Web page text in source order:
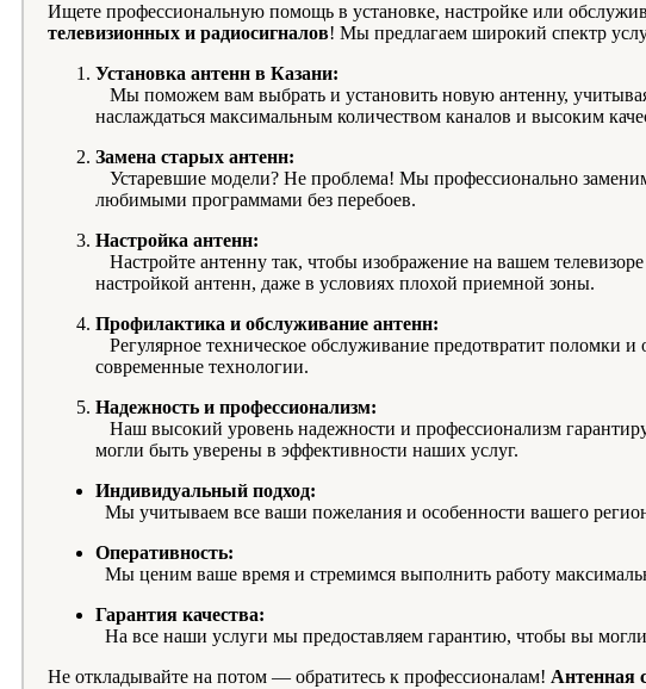
Ищете профессиональную помощь в установке, настройке или
телевизионных и радиосигналов! Мы предлагаем широкий спектр
Установка антенн в Казани:
Мы поможем вам выбрать и установить новую антенну,
наслаждаться максимальным количеством каналов и высоким
Замена старых антенн:
Устаревшие модели? Не проблема! Мы профессионально
любимыми программами без перебоев.
Настройка антенн:
Настройте антенну так, чтобы изображение на вашем
настройкой антенн, даже в условиях плохой приемной зоны.
Профилактика и обслуживание антенн:
Регулярное техническое обслуживание предотвратит поломки
современные технологии.
Надежность и профессионализм:
Наш высокий уровень надежности и профессионализм
могли быть уверены в эффективности наших услуг.
Индивидуальный подход:
Мы учитываем все ваши пожелания и особенности вашего
Оперативность:
Мы ценим ваше время и стремимся выполнить работу
Гарантия качества:
На все наши услуги мы предоставляем гарантию, чтобы вы
Не откладывайте на потом — обратитесь к профессионалам! Антенная